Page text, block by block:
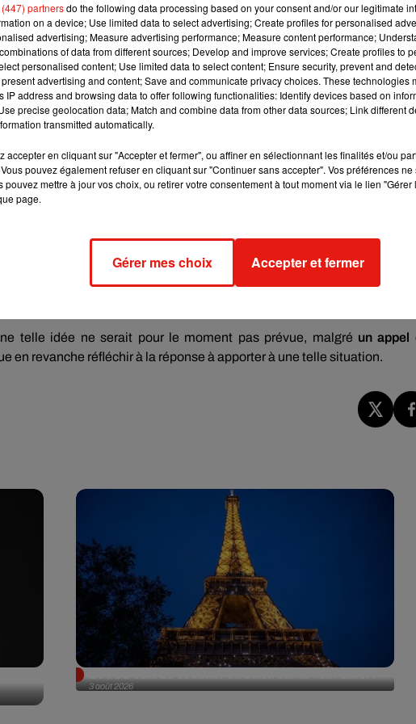
pour préparer trois rencontres amicales face à la Côte
ce vendredi au stade Vélodrome (21h15).
: les séances de shooting pour les partenaires et sponsors
leur première sélection,ils s’engagent à respecter ces
a refusé d’y participer,souhaitant rester cohérent avec ses prises
- Uber Eats, Volkswagen, Konami, Orange, Coca Cola et
l’attaque parisienne et champion du monde 2018, dont
à l’associationPremiers de Cordée, souhaite queles bénéfices
amateur. Condition qui n’est manifestement pas respectée par
refusé les séances de shooting
de Football
(FFF). Témoins du comportement de l’attaquant
certaines réserves quant à ce fameux engagementsigné lors de
sponsors.
telle idée ne serait pour le moment pas prévue, malgré un appel
en revanche réfléchir à la réponse à apporter à une telle situation.
3 août 2026
partnersdo the following data processing based on your consent and/or our legitimate
on a device; Use limited data to select advertising; Create profiles for personalised
advertising; Measure advertising performance; Measure content performance;
of data from different sources; Develop and improve services; Create profiles to
personalised content; Use limited data to select content; Ensure security, prevent and
advertising and content; Save and communicate privacy choices. These technologies
IP address and browsing data to offer following functionalities: Identify devices based on
precise geolocation data; Match and combine data from other data sources; Link different
transmitted automatically.
accepter en cliquant sur "Accepter et fermer", ou affiner en sélectionnant les finalités et/ou
pouvez également refuser en cliquant sur "Continuer sans accepter". Vos préférences
pouvez mettre à jour vos choix, ou retirer votre consentement à tout moment via le lien
page.
Gérer mes choix Accepter et fermer